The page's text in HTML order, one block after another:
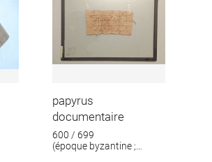
papyrus
documentaire
600 / 699
(époque byzantine ;